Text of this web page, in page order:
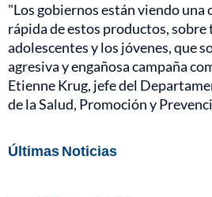
"Los gobiernos están viendo una
rápida de estos productos, sobre
adolescentes y los jóvenes, que
agresiva y engañosa campaña
Etienne Krug, jefe del
de la Salud, Promoción y
Últimas Noticias